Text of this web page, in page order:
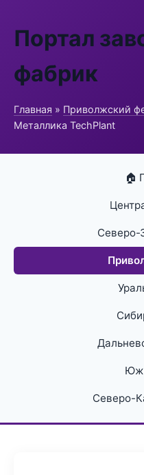
Портал
фабрик
Главная » Приволжский
Металлика TechPlant
🏠
Северо-